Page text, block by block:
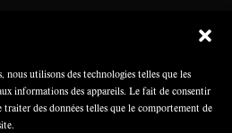
nous utilisons des technologies telles que les
informations des appareils. Le fait de consentir
traiter des données telles que le comportement de